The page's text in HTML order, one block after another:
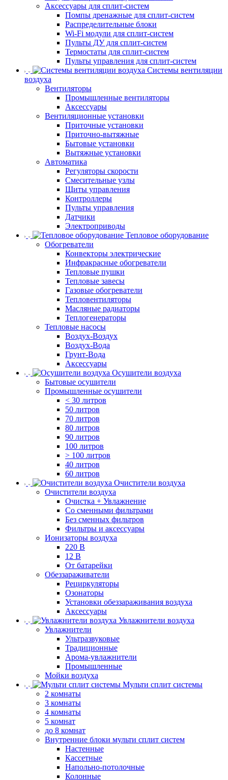
Аксессуары для сплит-систем
Помпы дренажные для сплит-систем
Распределительные блоки
Wi-Fi модули для сплит-систем
Пульты ДУ для сплит-систем
Термостаты для сплит-систем
Пульты управления для сплит-систем
Системы вентиляции
воздуха
Вентиляторы
Промышленные вентиляторы
Аксессуары
Вентиляционные установки
Приточные установки
Приточно-вытяжные
Бытовые установки
Вытяжные установки
Автоматика
Регуляторы скорости
Смесительные узлы
Щиты управления
Контроллеры
Пульты управления
Датчики
Электроприводы
Тепловое оборудование
Обогреватели
Конвекторы электрические
Инфракрасные обогреватели
Тепловые пушки
Тепловые завесы
Газовые обогреватели
Тепловентиляторы
Масляные радиаторы
Теплогенераторы
Тепловые насосы
Воздух-Воздух
Воздух-Вода
Грунт-Вода
Аксессуары
Осушители воздуха
Бытовые осушители
Промышленные осушители
< 30 литров
50 литров
70 литров
80 литров
90 литров
100 литров
> 100 литров
40 литров
60 литров
Очистители воздуха
Очистители воздуха
Очистка + Увлажнение
Cо сменными фильтрами
Без сменных фильтров
Фильтры и аксессуары
Ионизаторы воздуха
220 В
12 В
От батарейки
Обеззараживатели
Рециркуляторы
Озонаторы
Установки обеззараживания воздуха
Аксессуары
Увлажнители воздуха
Увлажнители
Ультразвуковые
Традиционные
Арома-увлажнители
Промышленные
Мойки воздуха
Мульти сплит системы
2 комнаты
3 комнаты
4 комнаты
5 комнат
до 8 комнат
Внутренние блоки мульти сплит систем
Настенные
Кассетные
Напольно-потолочные
Колонные